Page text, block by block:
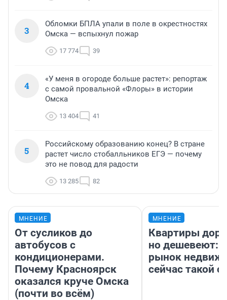
3
Обломки БПЛА упали в поле в окрестностях
Омска — вспыхнул пожар
17 774 39
4
«У меня в огороде больше растет»: репортаж
с самой провальной «Флоры» в истории
Омска
13 404 41
5
Российскому образованию конец? В стране
растет число стобалльников ЕГЭ — почему
это не повод для радости
13 285 82
МНЕНИЕ
От сусликов до
автобусов с
кондиционерами.
Почему Красноярск
оказался круче Омска
(почти во всём)
МНЕНИЕ
Квартиры
но дешевеют:
рынок
сейчас такой